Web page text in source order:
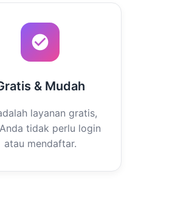
& Mudah
layanan gratis,
tidak perlu login
atau mendaftar.